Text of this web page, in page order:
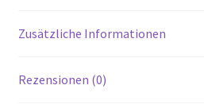
Zusätzliche Informationen
Rezensionen (0)